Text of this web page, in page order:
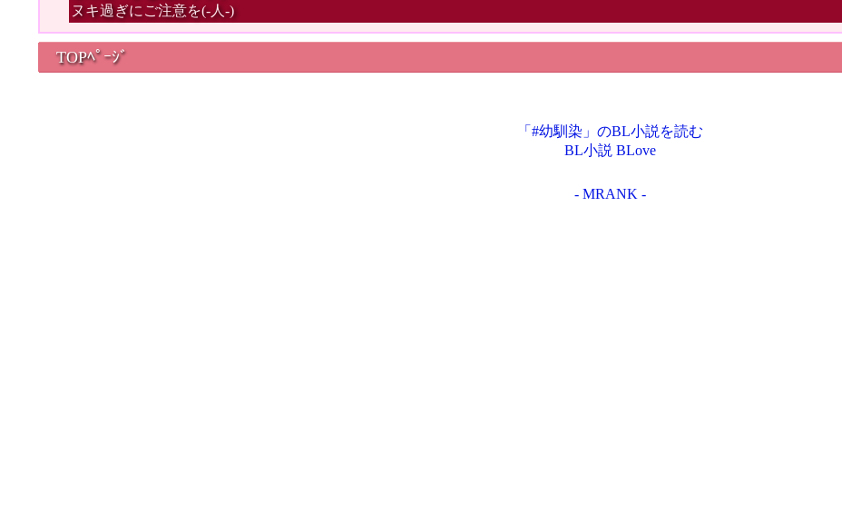
ヌキ過ぎにご注意を(-人-)
TOPﾍﾟｰｼﾞ
「#幼馴染」のBL小説を読む
BL小説 BLove
- MRANK -